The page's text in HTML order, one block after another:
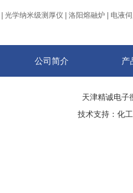
光学纳米级测厚仪 洛阳熔融炉 电液
公司简介 产
天津精诚电
技术支持： 化